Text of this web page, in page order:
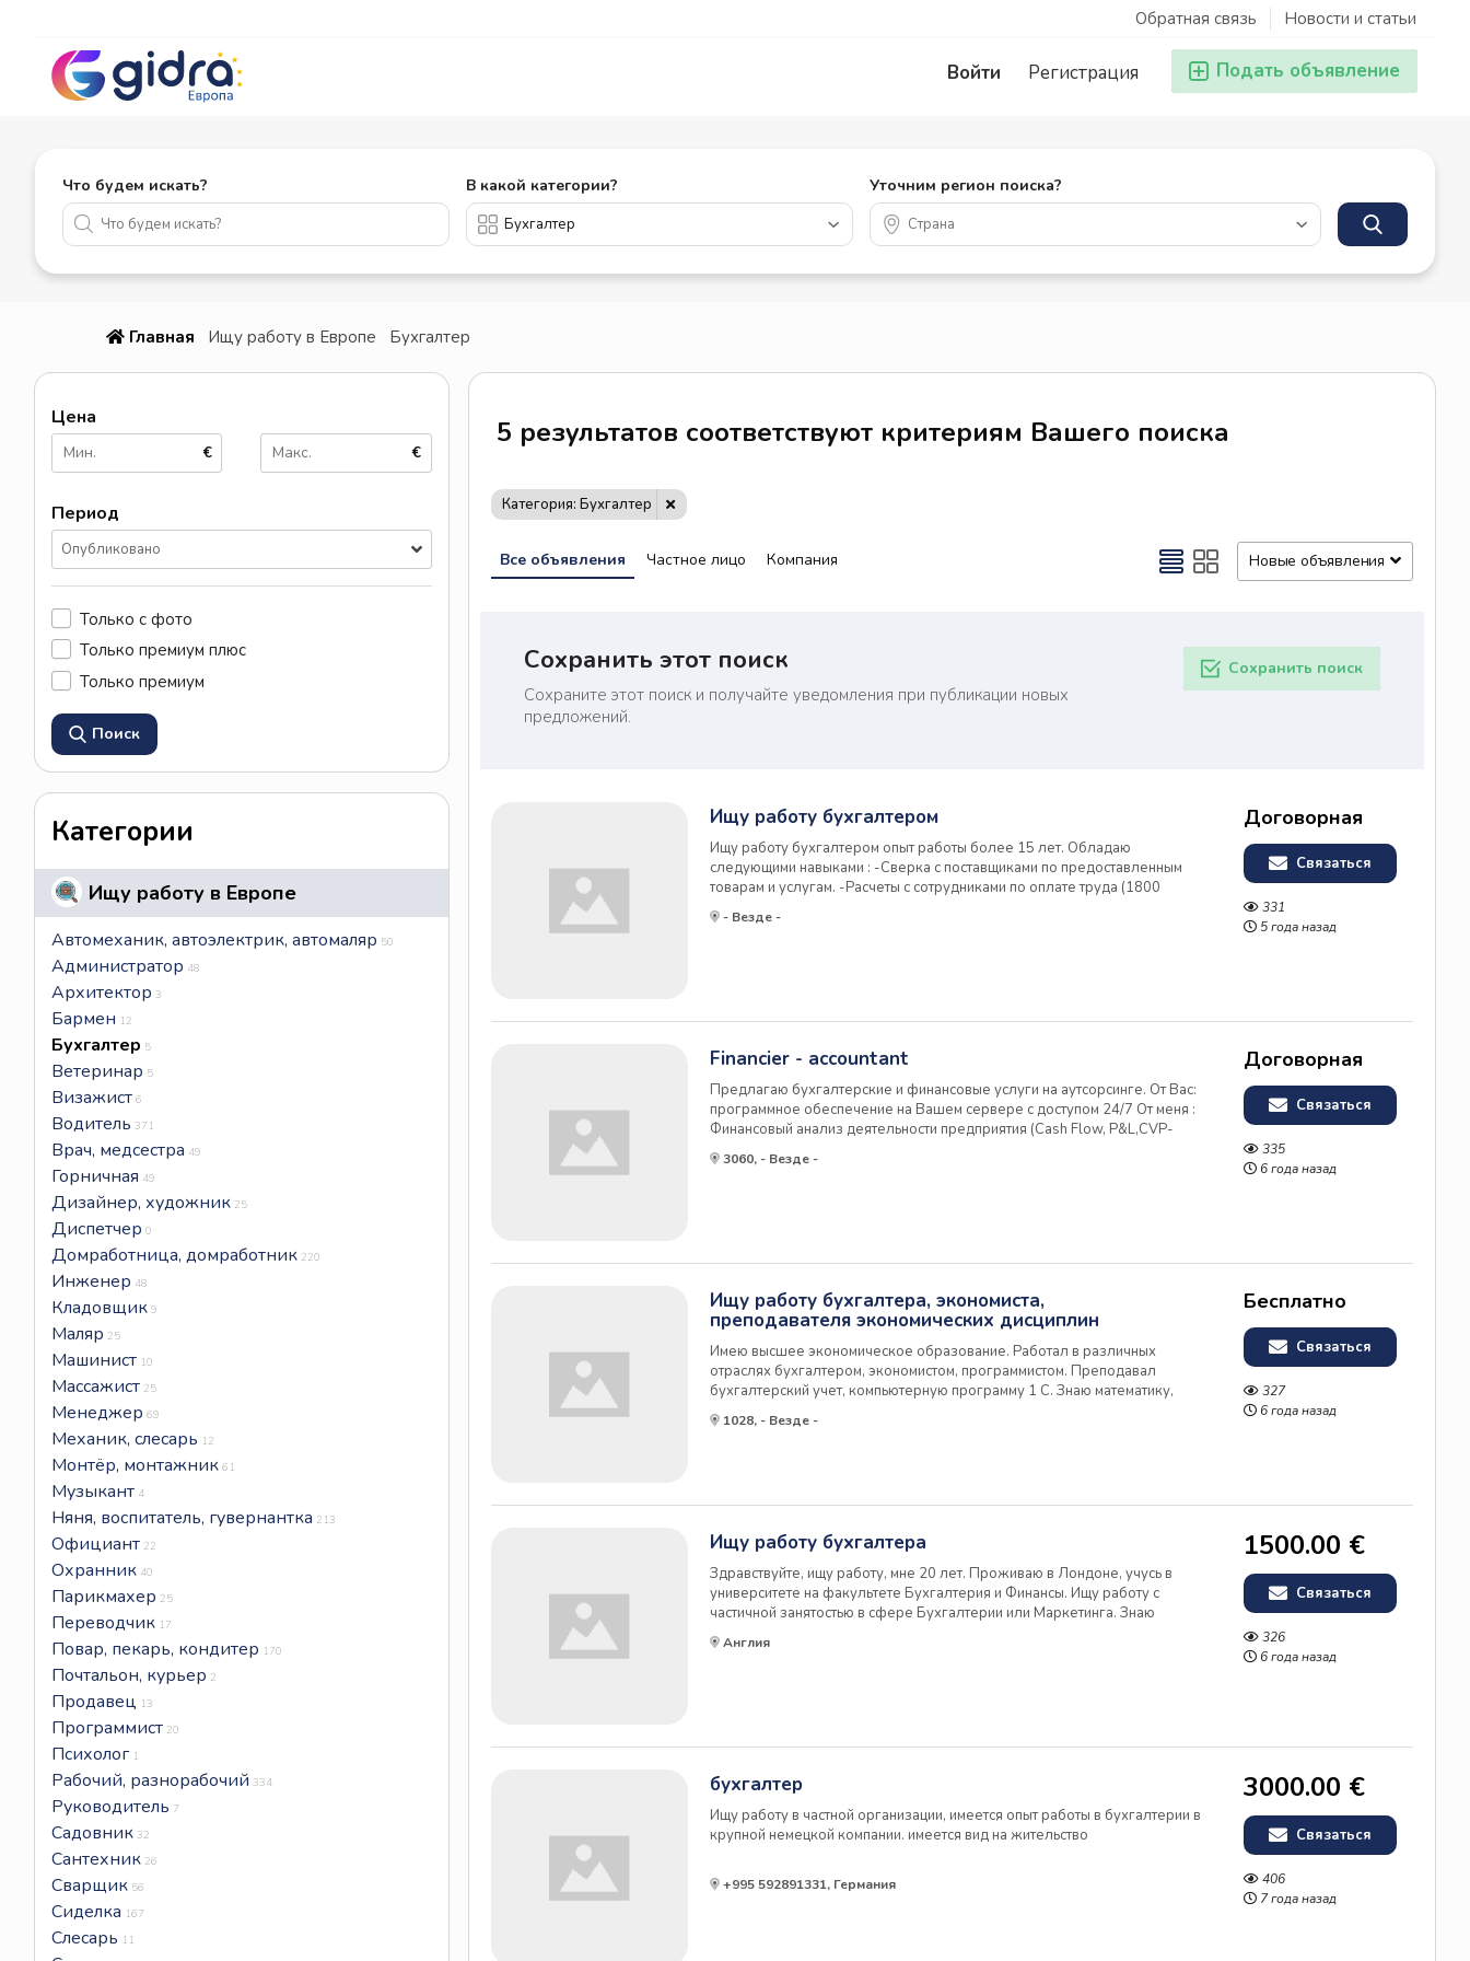
Новости и статьи
Обратная связь
Подать объявление
Регистрация
Войти
Что будем искать? В какой категории? Уточним регион поиска?
Главная Ищу работу в Европе Бухгалтер
Цена
€ €
Период
Опубликовано
Только с фото
Только премиум плюс
Только премиум
Поиск
Категории
Ищу работу в Европе
Автомеханик, автоэлектрик, автомаляр 50
Администратор 48
Архитектор 3
Бармен 12
Бухгалтер 5
Ветеринар 5
Визажист 6
Водитель 371
Врач, медсестра 49
Горничная 49
Дизайнер, художник 25
Диспетчер 0
Домработница, домработник 220
Инженер 48
Кладовщик 9
Маляр 25
Машинист 10
Массажист 25
Менеджер 69
Механик, слесарь 12
Монтёр, монтажник 61
Музыкант 4
Няня, воспитатель, гувернантка 213
Официант 22
Охранник 40
Парикмахер 25
Переводчик 17
Повар, пекарь, кондитер 170
Почтальон, курьер 2
Продавец 13
Программист 20
Психолог 1
Рабочий, разнорабочий 334
Руководитель 7
Садовник 32
Сантехник 26
Сварщик 56
Сиделка 167
Слесарь 11
5 результатов соответствуют критериям Вашего поиска
Категория: Бухгалтер
Все объявления Частное лицо Компания Новые объявления
Сохранить этот поиск
Сохраните этот поиск и получайте уведомления при публикации новых
предложений.
Сохранить поиск
Ищу работу бухгалтером
Ищу работу бухгалтером опыт работы более 15 лет. Обладаю
следующими навыками : -Сверка с поставщиками по предоставленным
товарам и услугам. -Расчеты с сотрудниками по оплате труда (1800
человек) -расчет зп иностранным гражданам -уведомление ИФНС о
заключении трудового договора с иностранным гражданином -
- Везде -
Договорная
Связаться
331
5 года назад
Financier - accountant
Предлагаю бухгалтерские и финансовые услуги на аутсорсинге. От Вас:
программное обеспечение на Вашем сервере с доступом 24/7 От меня :
Финансовый анализ деятельности предприятия (Cash Flow, P&L,CVP-
анализ, SWOT-анализ др.) По требованию: предоставлю резюме,
рекомендации и дополнительные сведения.
3060, - Везде -
Договорная
Связаться
335
6 года назад
Ищу работу бухгалтера, экономиста,
преподавателя экономических дисциплин
Имею высшее экономическое образование. Работал в различных
отраслях бухгалтером, экономистом, программистом. Преподавал
бухгалтерский учет, компьютерную программу 1 С. Знаю математику,
составляю экономико-математические модели. Составляю
экономические программы на языке программирования "Визуал бейсик".
1028, - Везде -
Бесплатно
Связаться
327
6 года назад
Ищу работу бухгалтера
Здравствуйте, ищу работу, мне 20 лет. Проживаю в Лондоне, учусь в
университете на факультете Бухгалтерия и Финансы. Ищу работу с
частичной занятостью в сфере Бухгалтерии или Маркетинга. Знаю
структуру Британской Системы Бух учета.
Англия
1500.00 €
Связаться
326
6 года назад
бухгалтер
Ищу работу в частной организации, имеется опыт работы в бухгалтерии в
крупной немецкой компании. имеется вид на жительство
+995 592891331, Германия
3000.00 €
Связаться
406
7 года назад